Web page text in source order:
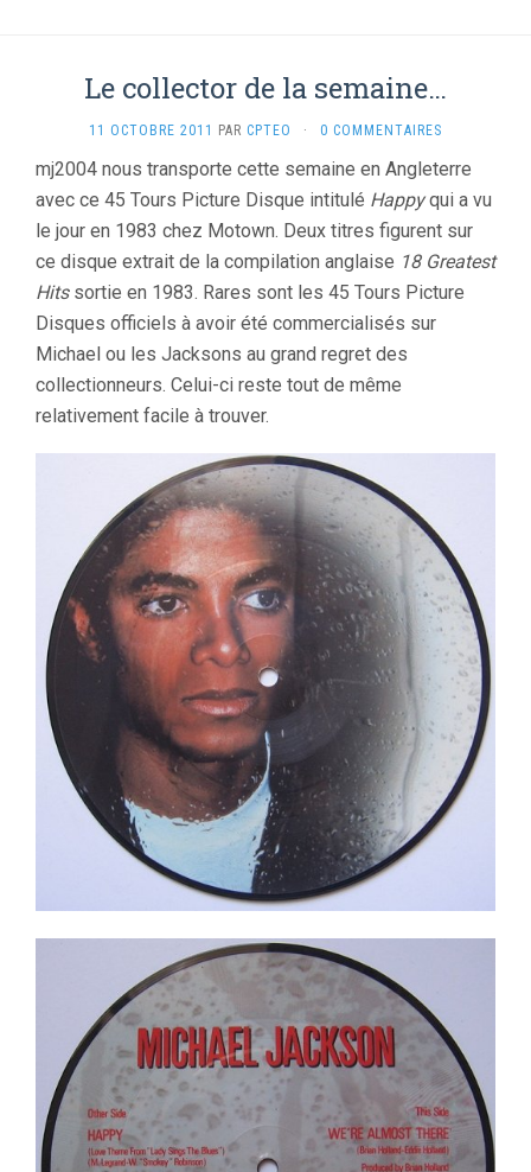
Le collector de la semaine…
11 OCTOBRE 2011 PAR CPTEO · 0 COMMENTAIRES
mj2004 nous transporte cette semaine en Angleterre
avec ce 45 Tours Picture Disque intitulé Happyqui a vu
le jour en 1983 chez Motown. Deux titres figurent sur
ce disque extrait de la compilation anglaise 18 Greatest
Hitssortie en 1983. Rares sont les 45 Tours Picture
Disques officiels à avoir été commercialisés sur
Michael ou les Jacksons au grand regret des
collectionneurs. Celui-ci reste tout de même
relativement facile à trouver.